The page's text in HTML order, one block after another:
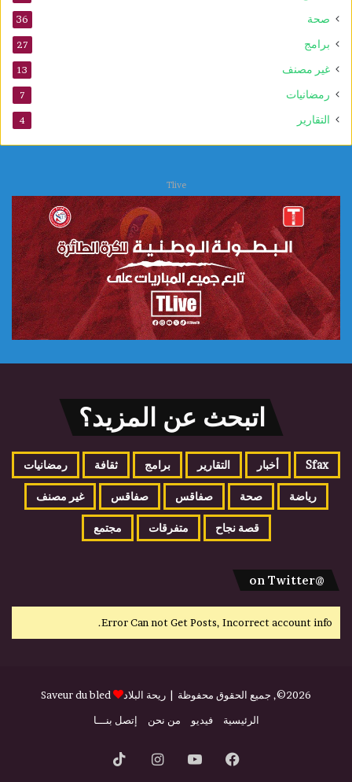
صحة 36
برامج 27
غير مصنف 13
رمضانيات 7
التقارير 4
Tlive
اتبحث عن المزيد؟
Sfax أخبار التقارير برامج ثقافة رمضانيات
رياضة صحة صفاقس صفاقس غير مصنف
قصة نجاح متفرقات مجتمع
@on Twitter
Error Can not Get Posts, Incorrect account info.
2026©, جميع الحقوق محفوظة | ريحة البلاد
Saveur du bled
الرئيسية
فيديو من نحن إتصل بنـــا
فيسبوك يوتيوب انستقرام